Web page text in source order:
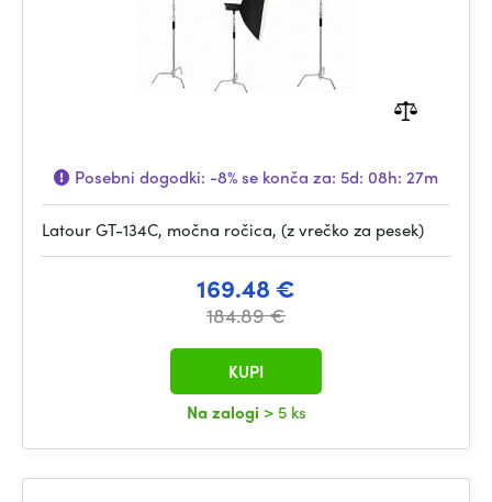
Posebni dogodki: -8%se konča za: 5d: 08h: 27m
Latour GT-134C, močna ročica, (z vrečko za pesek)
169.48 €
184.89 €
Na zalogi > 5 ks
KUPI